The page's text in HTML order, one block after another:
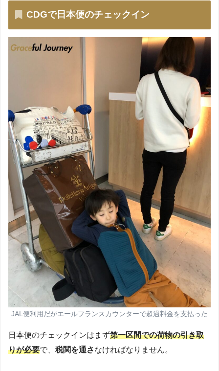
CDGで日本便のチェックイン
JAL便利用だがエールフランスカウンターで超過料金を支払った
日本便のチェックインはまず第一区間での荷物の引き取
りが必要で、 税関を通さなければなりません。